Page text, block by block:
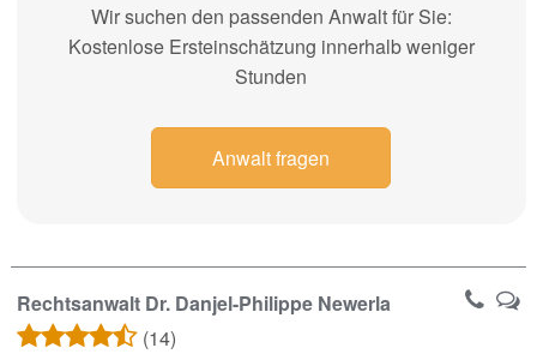
Wir suchen den passenden Anwalt für Sie:
Kostenlose Ersteinschätzung innerhalb weniger
Stunden
Anwalt fragen
Rechtsanwalt Dr. Danjel-Philippe Newerla
(14)